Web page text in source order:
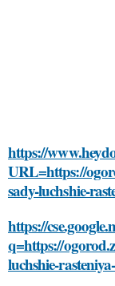
https://
URL=https://
sady-luchshie-
https://
q=https://
luchshie-